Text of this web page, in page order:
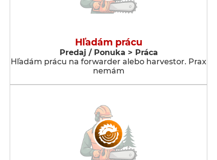
Hľadám prácu
Predaj / Ponuka > Práca
Hľadám prácu na forwarder alebo harvestor. Prax
nemám